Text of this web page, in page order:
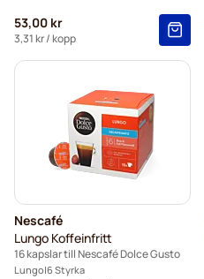
53,00 kr
3,31 kr/ kopp
Nescafé
Lungo Koffeinfritt
16 kapslar till Nescafé Dolce Gusto
Lungo 6 Styrka